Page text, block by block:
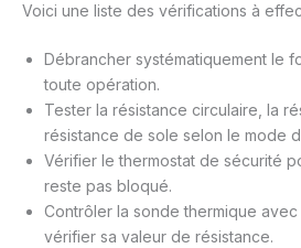
Voici une liste des vérifications à
Débrancher systématiquement le
toute opération.
Tester la résistance circulaire, la
résistance de sole selon le mode
Vérifier le thermostat de sécurité
reste pas bloqué.
Contrôler la sonde thermique
vérifier sa valeur de résistance.